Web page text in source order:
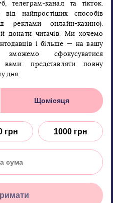
канал та тікток.
найпростіших способів
реклами онлайн-казино).
донати читачів. Ми хочемо
і більше — на вашу
сфокусуватися
вами: представляти повну
дня.
Щомісяця
грн 1000 грн